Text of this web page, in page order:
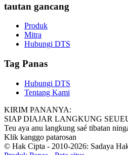
tautan gancang
Produk
Mitra
Hubungi DTS
Tag Panas
Hubungi DTS
Tentang Kami
KIRIM PANANYA:
SIAP DIAJAR LANGKUNG
Teu aya anu langkung saé tibatan
Klik kanggo patarosan
© Hak Cipta - 2010-2026: Sadaya